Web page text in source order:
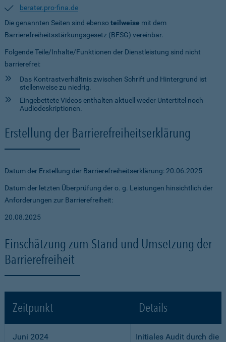
berater.pro-fina.de
Die genannten Seiten sind ebensoteilweise mit dem
Barrierefreiheitsstärkungsgesetz (BFSG) vereinbar.
Folgende Teile/Inhalte/Funktionen der Dienstleistung sind nicht
barrierefrei:
Das Kontrastverhältnis zwischen Schrift und Hintergrund ist
stellenweise zu niedrig.
Eingebettete Videos enthalten aktuell weder Untertitel noch
Audiodeskriptionen.
Erstellung der Barrierefreiheitserklärung
Datum der Erstellung der Barrierefreiheitserklärung: 20.06.2025
Datum der letzten Überprüfung der o. g. Leistungen hinsichtlich der
Anforderungen zur Barrierefreiheit:
20.08.2025
Einschätzung zum Stand und Umsetzung der
Barrierefreiheit
Zeitpunkt Details
Juni 2024
Initiales Audit durch die